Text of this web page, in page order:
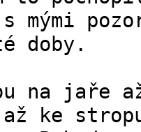
mými
doby.
na jaře
ke